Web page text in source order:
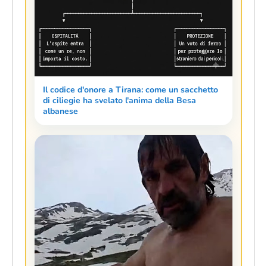
Il codice d'onore a Tirana: come un sacchetto
di ciliegie ha svelato l'anima della Besa
albanese